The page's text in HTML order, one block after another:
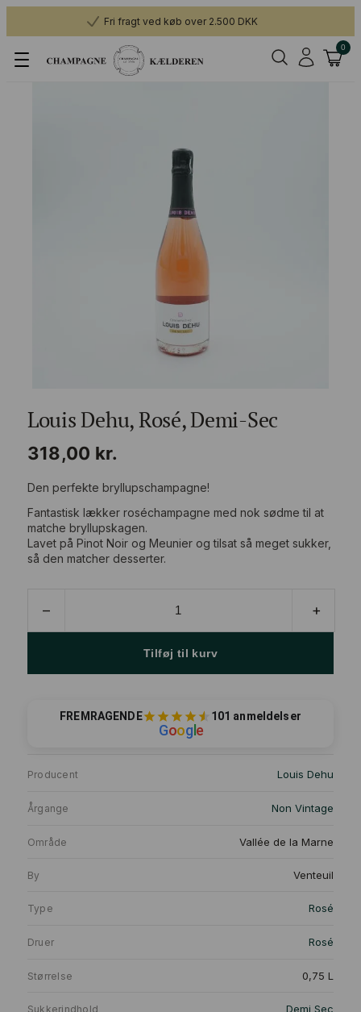
Fri fragt ved køb over 2.500 DKK
0
Louis Dehu, Rosé, Demi-Sec
318,00 kr.
Den perfekte bryllupschampagne!
Fantastisk lækker roséchampagne med nok sødme til at
matche bryllupskagen.
Lavet på Pinot Noir og Meunier og tilsat så meget sukker,
så den matcher desserter.
–
Dehu,
antal
+
Tilføj til kurv
FREMRAGENDE 101 anmeldelser
Goog e
Producent Louis Dehu
Årgange Non Vintage
Område Vallée de la Marne
By Venteuil
Type Rosé
Druer Rosé
Størrelse 0,75 L
Sukkerindhold Demi Sec